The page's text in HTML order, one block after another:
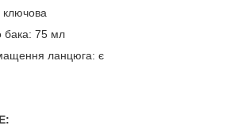
ключова
бака: 75 мл
ланцюга: є